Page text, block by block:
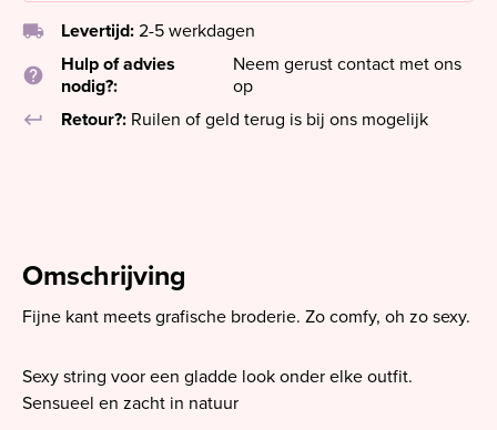
local_shipping Levertijd: 2-5 werkdagen
help
Hulp of advies
nodig?:
Neem gerust contact met ons
op
keyboard_return
Retour?: Ruilen of geld terug is bij ons mogelijk
Omschrijving
Fijne kant meets grafische broderie. Zo comfy, oh zo sexy.
Sexy string voor een gladde look onder elke outfit.
Sensueel en zacht in natuur